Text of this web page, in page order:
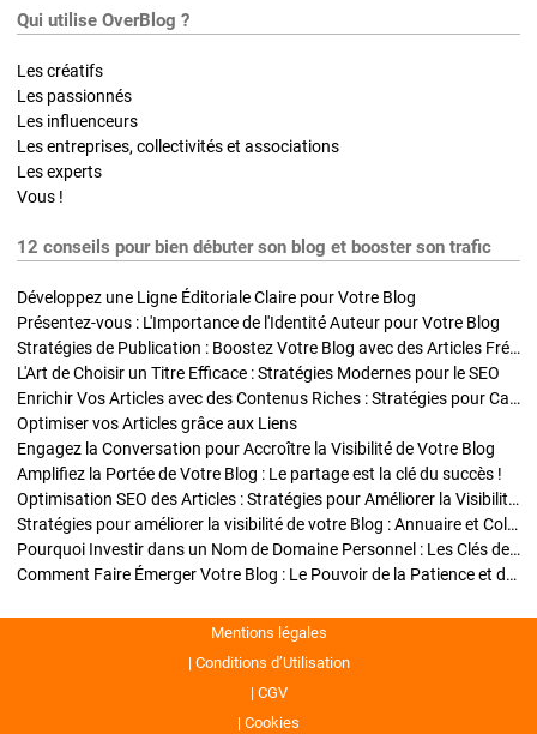
Qui utilise OverBlog ?
Les créatifs
Les passionnés
Les influenceurs
Les entreprises, collectivités et associations
Les experts
Vous !
12 conseils pour bien débuter son blog et booster son trafic
Développez une Ligne Éditoriale Claire pour Votre Blog
Présentez-vous : L'Importance de l'Identité Auteur pour Votre Blog
Stratégies de Publication : Boostez Votre Blog avec des Articles Fréquents et Exclusifs
L'Art de Choisir un Titre Efficace : Stratégies Modernes pour le SEO
Enrichir Vos Articles avec des Contenus Riches : Stratégies pour Captiver et Optimiser
Optimiser vos Articles grâce aux Liens
Engagez la Conversation pour Accroître la Visibilité de Votre Blog
Amplifiez la Portée de Votre Blog : Le partage est la clé du succès !
Optimisation SEO des Articles : Stratégies pour Améliorer la Visibilité de Votre Blog
Stratégies pour améliorer la visibilité de votre Blog : Annuaire et Collaborations
Pourquoi Investir dans un Nom de Domaine Personnel : Les Clés de la Réussite de Votre Blog
Comment Faire Émerger Votre Blog : Le Pouvoir de la Patience et de la Persévérance
Mentions légales
Conditions d’Utilisation
CGV
Cookies